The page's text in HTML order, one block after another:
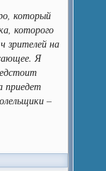
который
которого
зрителей на
Я
приедет
–